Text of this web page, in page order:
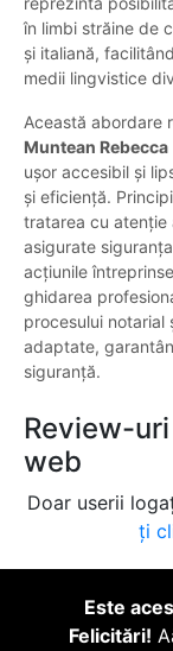
în limbi străine de
și italiană,
medii lingvistice
Această abordare
Muntean Rebecca
ușor accesibil și
și eficiență.
tratarea cu atenție
asigurate
acțiunile
ghidarea
procesului notarial
adaptate,
siguranță.
Review-
web
Doar userii
ți
Este
Felicitări!